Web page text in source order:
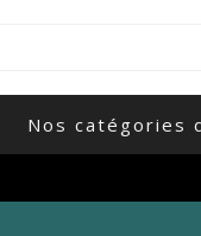
Nos catégories